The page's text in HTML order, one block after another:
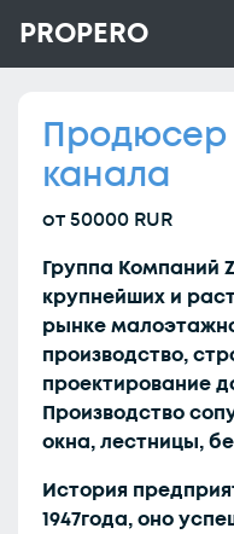
PROPERO
Продюсер
канала
от 50000 RUR
Группа Компаний
крупнейших и
рынке
производство,
проектирование
Производство
окна, лестницы,
История
1947года, оно